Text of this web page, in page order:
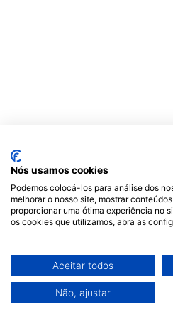
Nós usamos cookies
Podemos colocá-los para análise dos
melhorar o nosso site, mostrar
proporcionar uma ótima experiência no
os cookies que utilizamos, abra as
Aceitar todos
Não, ajustar